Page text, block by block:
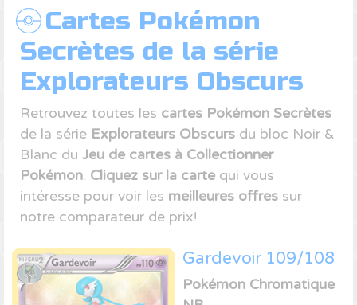
Cartes Pokémon
Secrètes de la série
Explorateurs Obscurs
Retrouvez toutes les cartes Pokémon Secrètes
de la série Explorateurs Obscurs du bloc Noir &
Blanc du Jeu de cartes à Collectionner
Pokémon. Cliquez sur la carte qui vous
intéresse pour voir les meilleures offres sur
notre comparateur de prix!
Gardevoir 109/108
Pokémon Chromatique